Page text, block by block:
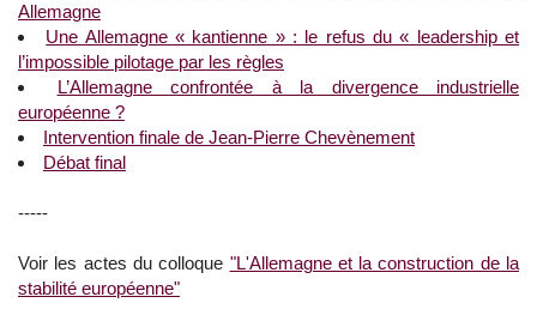
Allemagne
Une Allemagne « kantienne » : le refus du « leadership et
l’impossible pilotage par les règles
L’Allemagne confrontée à la divergence industrielle
européenne ?
Intervention finale de Jean-Pierre Chevènement
Débat final
-----
Voir les actes du colloque "L'Allemagne et la construction de la
stabilité européenne"